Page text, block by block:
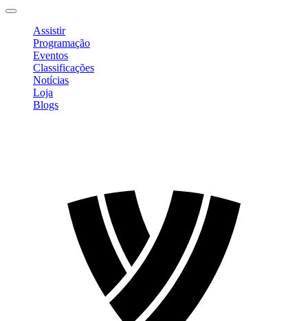
Assistir
Programação
Eventos
Classificações
Notícias
Loja
Blogs